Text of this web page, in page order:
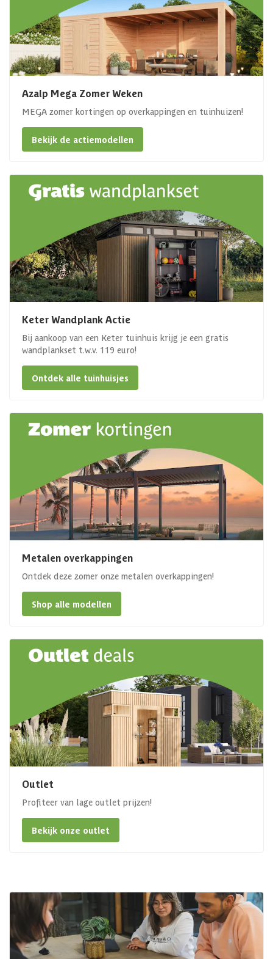
Azalp Mega Zomer Weken
MEGA zomer kortingen op overkappingen en tuinhuizen!
Bekijk de actiemodellen
Keter Wandplank Actie
Bij aankoop van een Keter tuinhuis krijg je een gratis
wandplankset t.w.v. 119 euro!
Ontdek alle tuinhuisjes
Metalen overkappingen
Ontdek deze zomer onze metalen overkappingen!
Shop alle modellen
Outlet
Profiteer van lage outlet prijzen!
Bekijk onze outlet